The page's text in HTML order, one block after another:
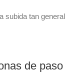
subida tan
de